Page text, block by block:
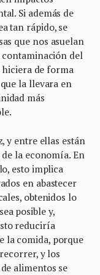
Si además de
tan rápido, se
que nos asuelan
contaminación del
hiciera de forma
la llevara en
más
y entre ellas están
la economía. En
esto implica
en abastecer
obtenidos lo
posible y,
reduciría
la comida, porque
y los
alimentos se